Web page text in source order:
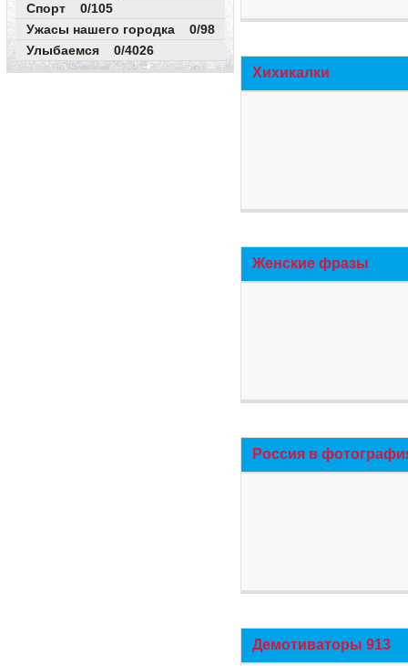
Спорт 0/105
Ужасы нашего городка 0/98
Улыбаемся 0/4026
Хихикалки
Женские фразы
Россия в
Демотиваторы 913